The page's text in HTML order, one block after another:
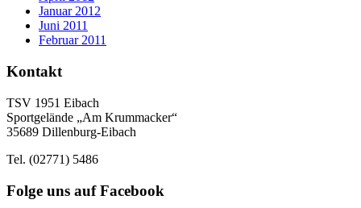
Januar 2012
Juni 2011
Februar 2011
Kontakt
TSV 1951 Eibach
Sportgelände „Am Krummacker“
35689 Dillenburg-Eibach
Tel. (02771) 5486
Folge uns auf Facebook